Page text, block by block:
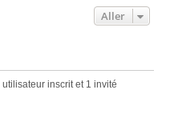
Aller
inscrit et 1 invité